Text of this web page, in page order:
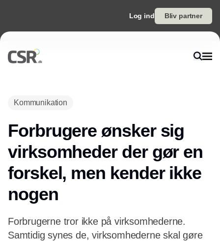
Log ind Bliv partner
Kommunikation
Forbrugere ønsker sig
virksomheder der gør en
forskel, men kender ikke
nogen
Forbrugerne tror ikke på virksomhederne.
Samtidig synes de, virksomhederne skal gøre